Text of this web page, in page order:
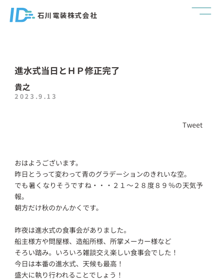
石川電装株式会社
進水式当日とＨＰ修正完了
貴之
2023.9.13
Tweet
おはようございます。
昨日とうって変わって青のグラデーションのきれいな空。
でも暑くなりそうですね・・・２１～２８度８９％の天気予
報。
朝方だけ秋のかんかくです。
昨夜は進水式の食事会がありました。
船主様方や問屋様、造船所様、所掌メーカー様など
そろい踏み。いろいろ雑談交え楽しい食事会でした！
今日は本番の進水式、天候も最高！
盛大に執り行われることでしょう！